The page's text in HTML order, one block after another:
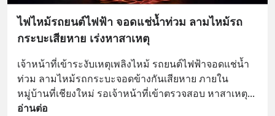
ไฟไหม้รถยนต์ไฟฟ้า จอดแช่น้ำท่วม ลามไหม้รถ
กระบะเสียหาย เร่งหาสาเหตุ
เจ้าหน้าที่เข้าระงับเหตุเพลิงไหม้ รถยนต์ไฟฟ้าจอดแช่น้ำ
ท่วม ลามไหม้รถกระบะจอดข้างกันเสียหาย ภายใน
หมู่บ้านที่เชียงใหม่ รอเจ้าหน้าที่เข้าตรวจสอบ หาสาเหตุ
อ่านต่อ